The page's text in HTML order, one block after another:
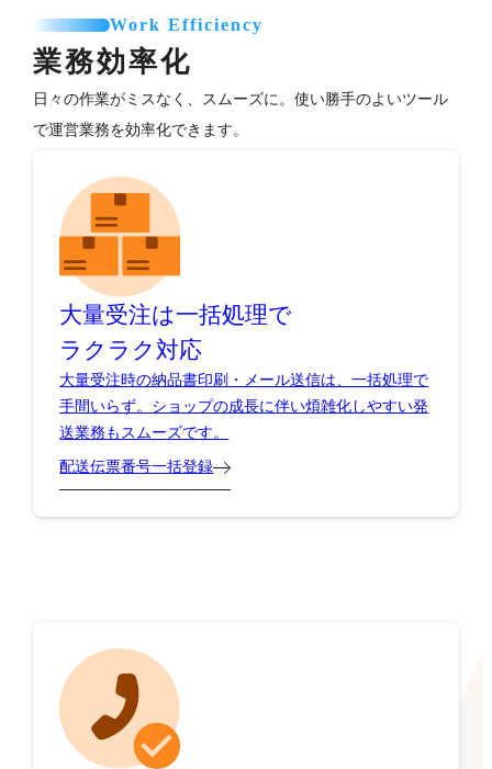
Work Efficiency
業務効率化
日々の作業がミスなく、スムーズに。使い勝手のよいツール
で運営業務を効率化できます。
大量受注は一括処理で
ラクラク対応
大量受注時の納品書印刷・メール送信は、一括処理で
手間いらず。ショップの成長に伴い煩雑化しやすい発
送業務もスムーズです。
配送伝票番号一括登録